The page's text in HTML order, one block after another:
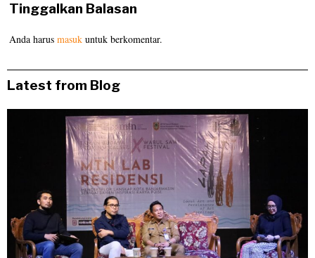
Tinggalkan Balasan
Anda harusmasuk untuk berkomentar.
Latest from Blog